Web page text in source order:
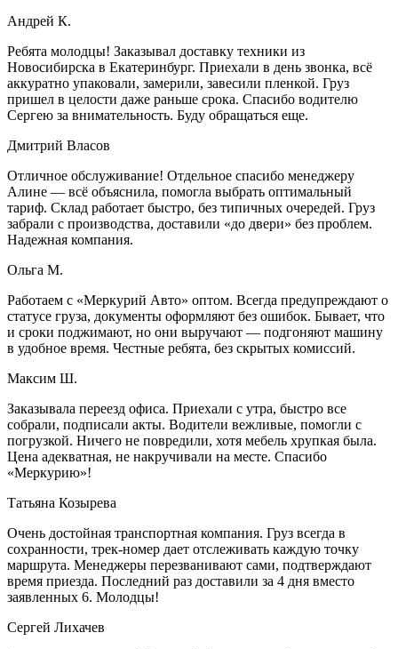
Андрей К.
Ребята молодцы! Заказывал доставку техники из
Новосибирска в Екатеринбург. Приехали в день звонка, всё
аккуратно упаковали, замерили, завесили пленкой. Груз
пришел в целости даже раньше срока. Спасибо водителю
Сергею за внимательность. Буду обращаться еще.
Дмитрий Власов
Отличное обслуживание! Отдельное спасибо менеджеру
Алине — всё объяснила, помогла выбрать оптимальный
тариф. Склад работает быстро, без типичных очередей. Груз
забрали с производства, доставили «до двери» без проблем.
Надежная компания.
Ольга М.
Работаем с «Меркурий Авто» оптом. Всегда предупреждают о
статусе груза, документы оформляют без ошибок. Бывает, что
и сроки поджимают, но они выручают — подгоняют машину
в удобное время. Честные ребята, без скрытых комиссий.
Максим Ш.
Заказывала переезд офиса. Приехали с утра, быстро все
собрали, подписали акты. Водители вежливые, помогли с
погрузкой. Ничего не повредили, хотя мебель хрупкая была.
Цена адекватная, не накручивали на месте. Спасибо
«Меркурию»!
Татьяна Козырева
Очень достойная транспортная компания. Груз всегда в
сохранности, трек-номер дает отслеживать каждую точку
маршрута. Менеджеры перезванивают сами, подтверждают
время приезда. Последний раз доставили за 4 дня вместо
заявленных 6. Молодцы!
Сергей Лихачев